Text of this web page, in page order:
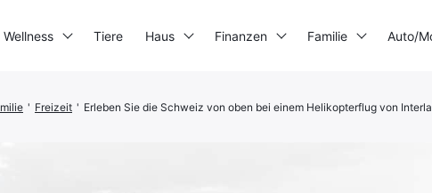
' Freizeit ' Erleben Sie die Schweiz von oben bei einem Helikopterflug von
Wellness Tiere Haus
3D-Drucker
Finanzen Familie Auto/